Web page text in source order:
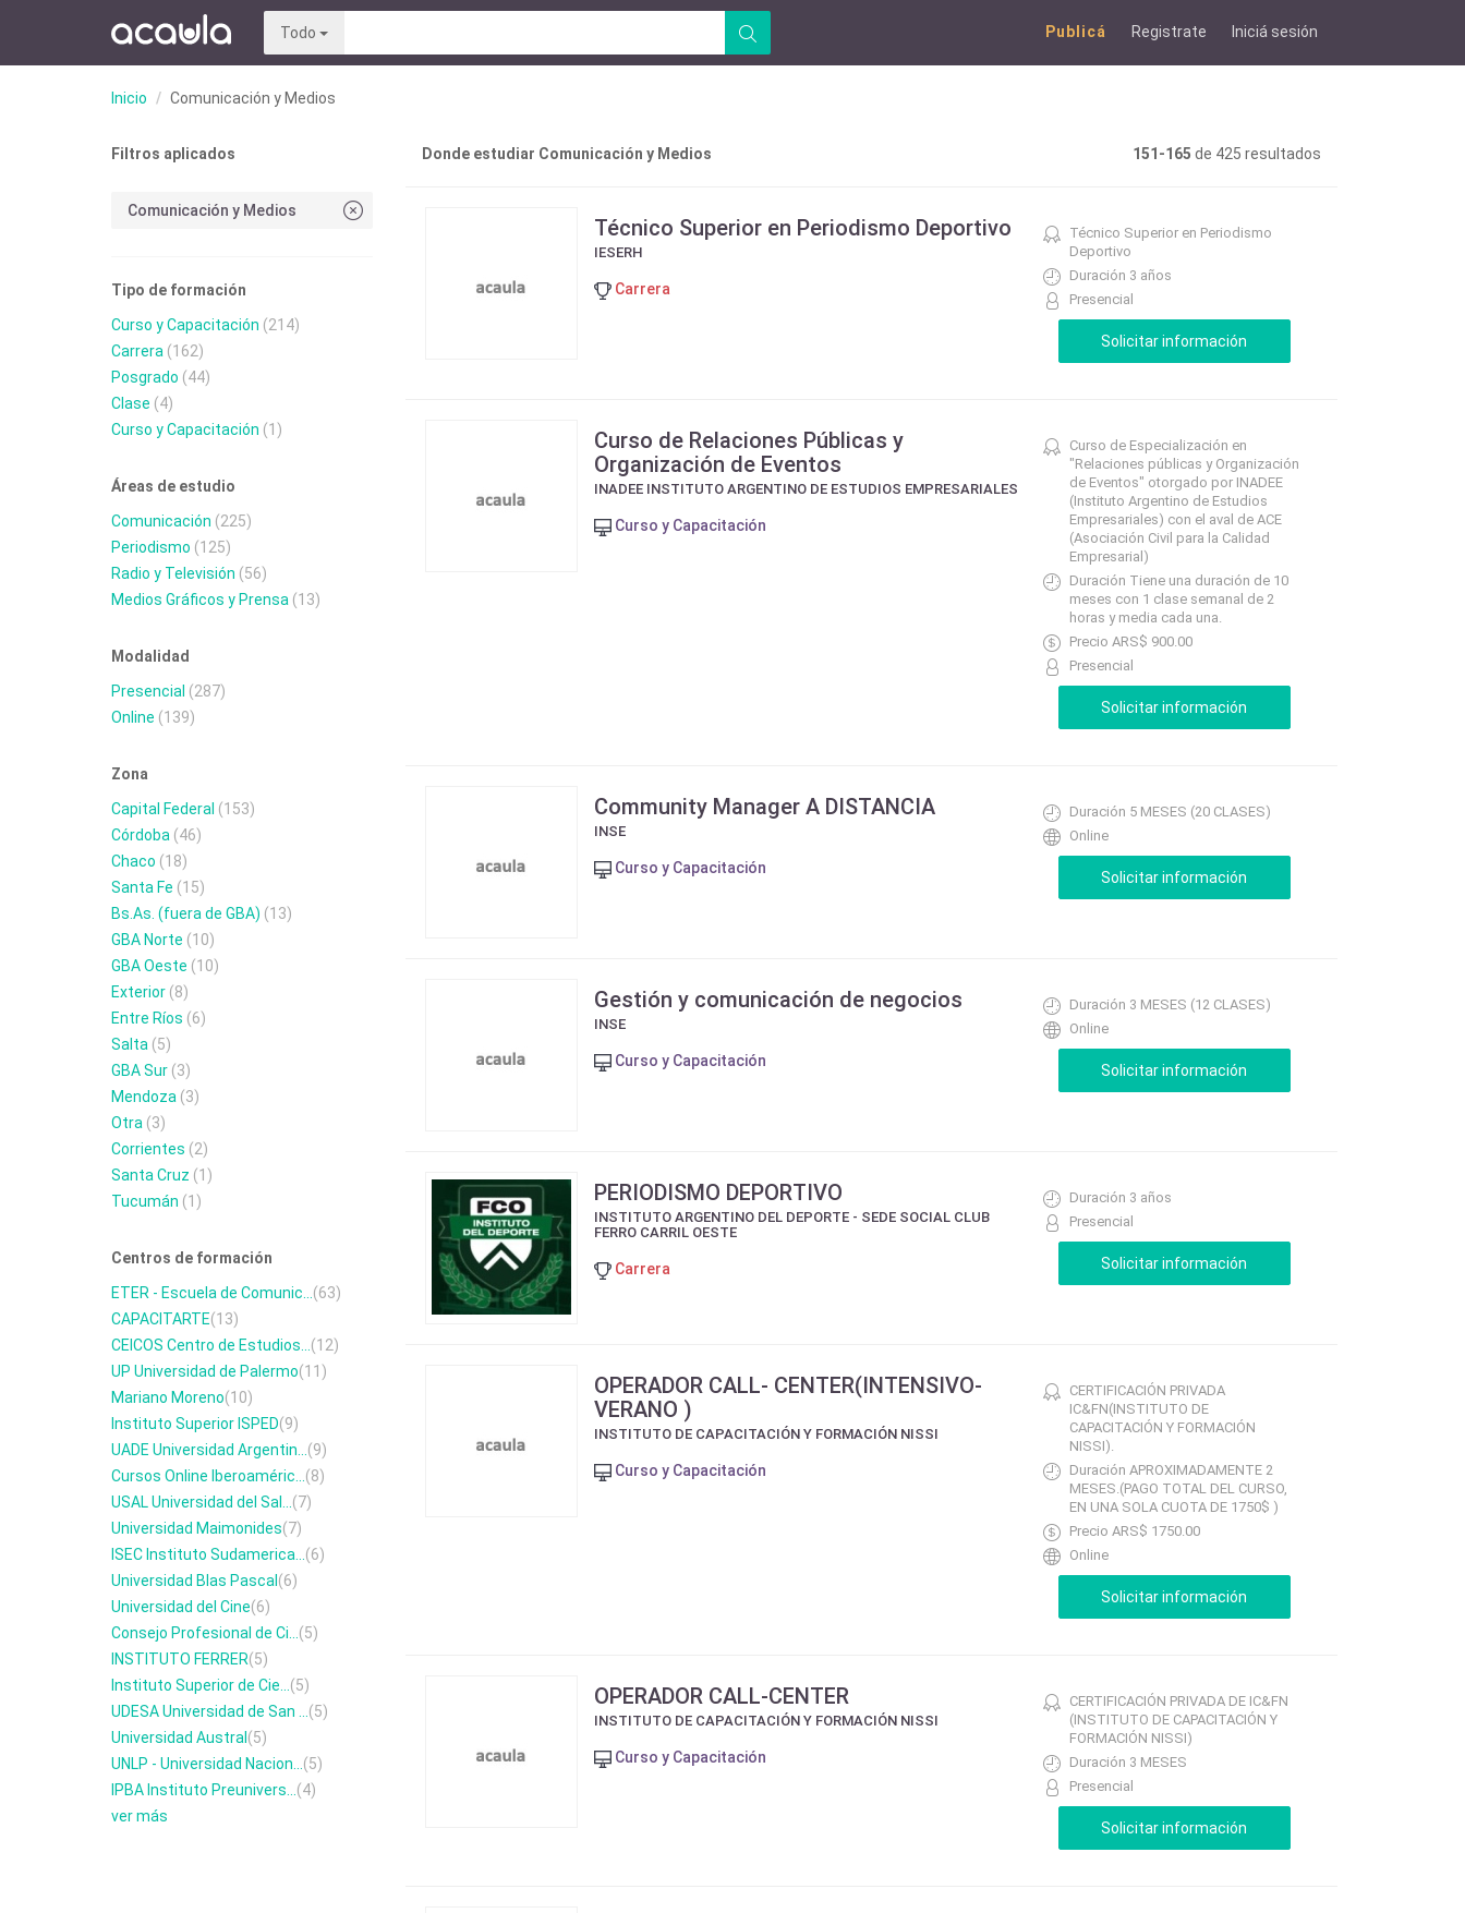
Todo Publicá Registrate Iniciá sesión
Inicio Comunicación y Medios
Filtros aplicados
Comunicación y Medios
Tipo de formación
Curso y Capacitación (214)
Carrera (162)
Posgrado (44)
Clase (4)
Curso y Capacitación (1)
Áreas de estudio
Comunicación (225)
Periodismo (125)
Radio y Televisión (56)
Medios Gráficos y Prensa (13)
Modalidad
Presencial (287)
Online (139)
Zona
Capital Federal (153)
Córdoba (46)
Chaco (18)
Santa Fe (15)
Bs.As. (fuera de GBA) (13)
GBA Norte (10)
GBA Oeste (10)
Exterior (8)
Entre Ríos (6)
Salta (5)
GBA Sur (3)
Mendoza (3)
Otra (3)
Corrientes (2)
Santa Cruz (1)
Tucumán (1)
Centros de formación
ETER - Escuela de Comunic... (63)
CAPACITARTE(13)
CEICOS Centro de Estudios... (12)
UP Universidad de Palermo(11)
Mariano Moreno(10)
Instituto Superior ISPED(9)
UADE Universidad Argentin... (9)
Cursos Online Iberoaméric... (8)
USAL Universidad del Sal... (7)
Universidad Maimonides(7)
ISEC Instituto Sudamerica... (6)
Universidad Blas Pascal (6)
Universidad del Cine(6)
Consejo Profesional de Ci... (5)
INSTITUTO FERRER(5)
Instituto Superior de Cie... (5)
UDESA Universidad de San ... (5)
Universidad Austral (5)
UNLP - Universidad Nacion... (5)
IPBA Instituto Preunivers... (4)
ver más
Donde estudiar Comunicación y Medios 151-165 de 425 resultados
Técnico Superior en Periodismo Deportivo
IESERH
Carrera
Técnico Superior en Periodismo
Deportivo
Duración 3 años
Presencial
Curso de Relaciones Públicas y
Organización de Eventos
INADEE INSTITUTO ARGENTINO DE ESTUDIOS EMPRESARIALES
Curso y Capacitación
Curso de Especialización en
"Relaciones públicas y Organización
de Eventos" otorgado por INADEE
(Instituto Argentino de Estudios
Empresariales) con el aval de ACE
(Asociación Civil para la Calidad
Empresarial)
Duración Tiene una duración de 10
meses con 1 clase semanal de 2
horas y media cada una.
Precio ARS$ 900.00
Presencial
Community Manager A DISTANCIA
INSE
Curso y Capacitación
Duración 5 MESES (20 CLASES)
Online
Gestión y comunicación de negocios
INSE
Curso y Capacitación
Duración 3 MESES (12 CLASES)
Online
PERIODISMO DEPORTIVO
INSTITUTO ARGENTINO DEL DEPORTE - SEDE SOCIAL CLUB
FERRO CARRIL OESTE
Carrera
Duración 3 años
Presencial
OPERADOR CALL- CENTER(INTENSIVO-
VERANO )
INSTITUTO DE CAPACITACIÓN Y FORMACIÓN NISSI
Curso y Capacitación
CERTIFICACIÓN PRIVADA
IC&FN(INSTITUTO DE
CAPACITACIÓN Y FORMACIÓN
NISSI).
Duración APROXIMADAMENTE 2
MESES.(PAGO TOTAL DEL CURSO,
EN UNA SOLA CUOTA DE 1750$ )
Precio ARS$ 1750.00
Online
OPERADOR CALL-CENTER
INSTITUTO DE CAPACITACIÓN Y FORMACIÓN NISSI
Curso y Capacitación
CERTIFICACIÓN PRIVADA DE IC&FN
(INSTITUTO DE CAPACITACIÓN Y
FORMACIÓN NISSI)
Duración 3 MESES
Presencial